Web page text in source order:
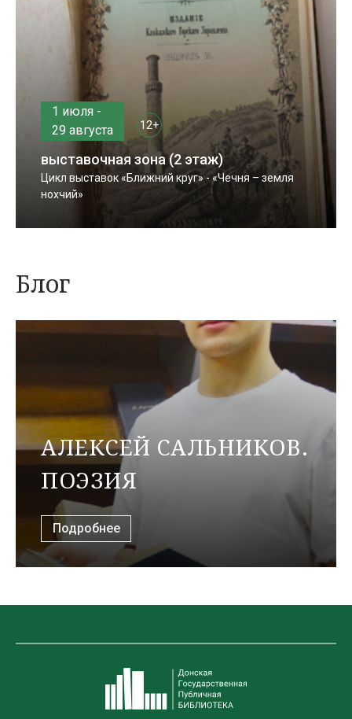
1 июля -
29 августа
12+
выставочная зона (2 этаж)
Цикл выставок «Ближний круг» - «Чечня – земля
нохчий»
Блог
АЛЕКСЕЙ САЛЬНИКОВ.
ПОЭЗИЯ
Подробнее